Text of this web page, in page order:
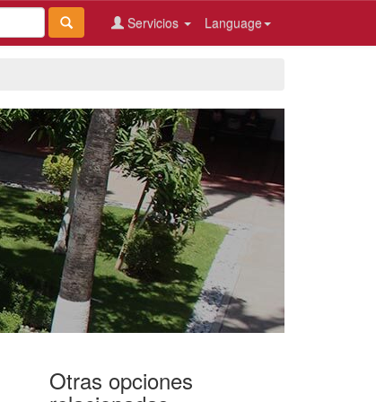
Language
Servicios
Otras opciones